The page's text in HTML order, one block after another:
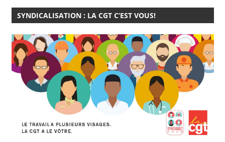
SYNDICALISATION : LA CGT C’EST VOUS!